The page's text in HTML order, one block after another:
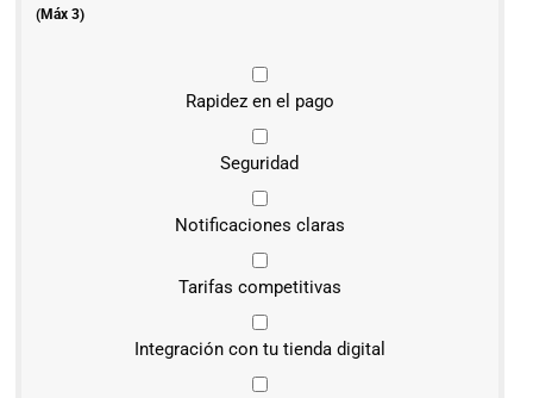
(Máx 3)
Rapidez en el pago
Seguridad
Notificaciones claras
Tarifas competitivas
Integración con tu tienda digital